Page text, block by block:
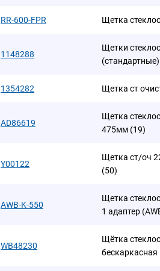
RR-600-FPR Щетка
1148288
Щетки
1354282 Щетка ст
AD86619
Щетка
475мм (19)
Y00122
Щетка ст/оч
(50)
AWB-K-550
Щетка
1 адаптер
WB48230
Щётка
бескаркасная